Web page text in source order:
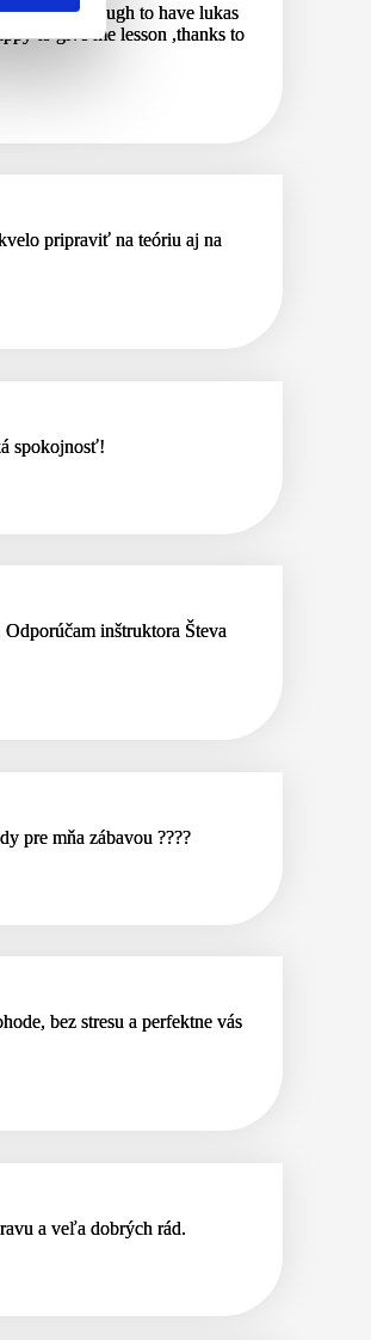
lucky enough to have lukas
to give me lesson ,thanks to
pripraviť na teóriu aj na
spokojnosť!
inštruktora Števa
pre mňa zábavou ????
bez stresu a perfektne vás
a veľa dobrých rád.